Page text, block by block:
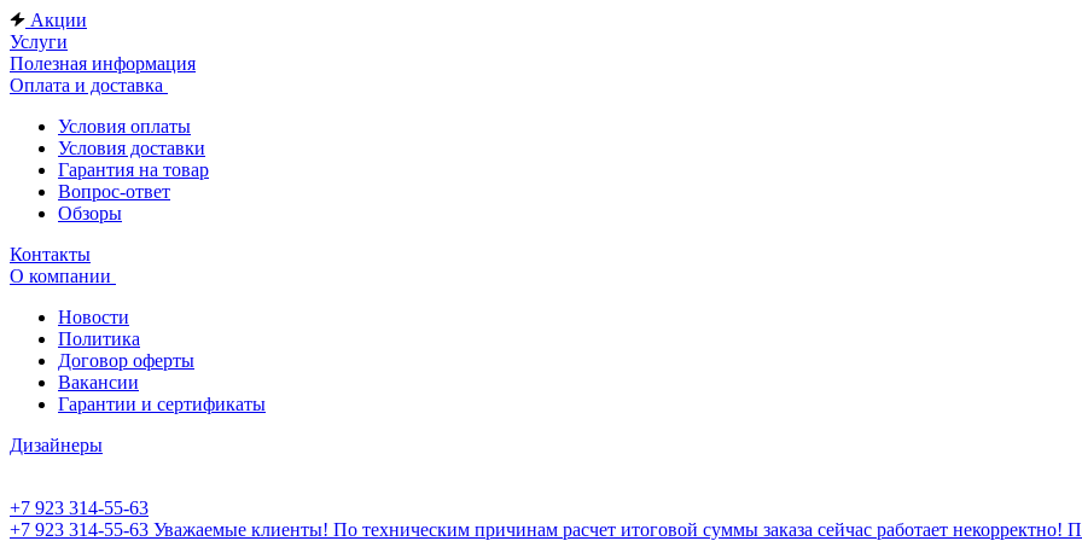
Акции
Услуги
Полезная информация
Оплата и доставка
Условия оплаты
Условия доставки
Гарантия на товар
Вопрос-ответ
Обзоры
Контакты
О компании
Новости
Политика
Договор оферты
Вакансии
Гарантии и сертификаты
Дизайнеры
+7 923 314-55-63
+7 923 314-55-63 Уважаемые клиенты! По техническим причинам расчет итоговой суммы заказа сейчас работает